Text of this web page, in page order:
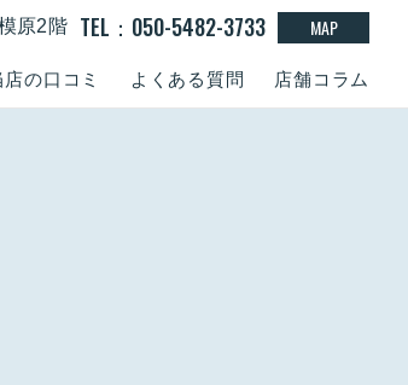
店の口コミ よくある質問 店舗コラム
原2階 TEL：050-5482-3733 MAP